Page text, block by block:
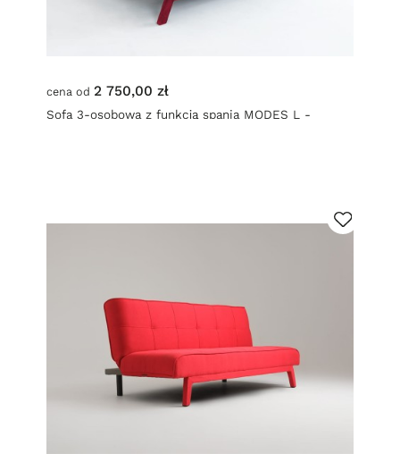
cena od 2 750,00 zł
Sofa 3-osobowa z funkcją spania MODES L -